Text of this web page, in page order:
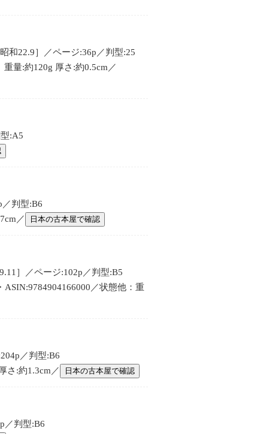
和22.9］／ページ:36p／判型:25
量:約120g 厚さ:約0.5cm／
:A5
判型:B6
／
日本の古本屋で確認
］／ページ:102p／判型:B5
／状態他：重
／判型:B6
さ:約1.3cm／
日本の古本屋で確認
／判型:B6